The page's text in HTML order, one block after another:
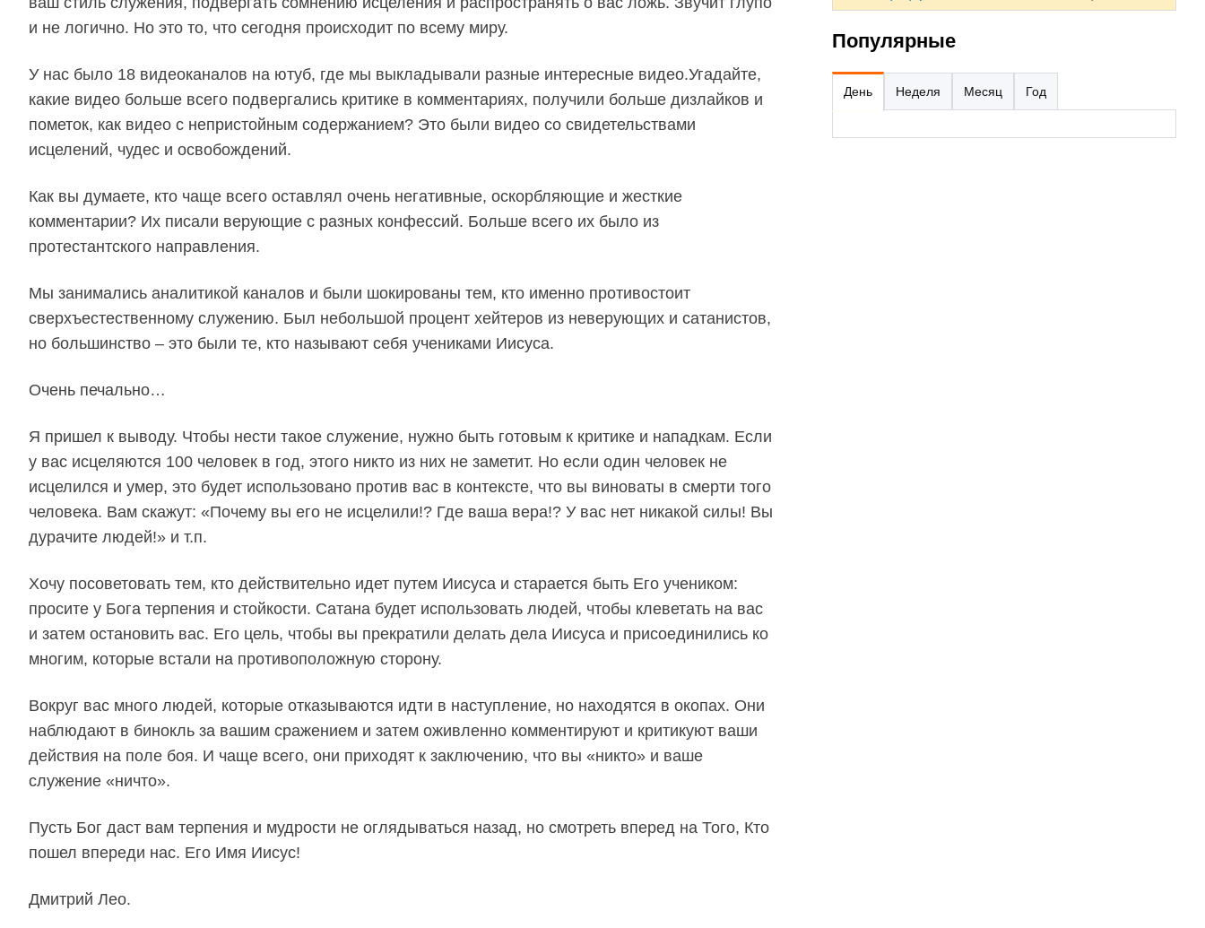
и не логично. Но это то, что сегодня происходит по всему миру.
У нас было 18 видеоканалов на ютуб, где мы выкладывали разные интересные видео.Угадайте,
какие видео больше всего подвергались критике в комментариях, получили больше дизлайков и
пометок, как видео с непристойным содержанием? Это были видео со свидетельствами
исцелений, чудес и освобождений.
Как вы думаете, кто чаще всего оставлял очень негативные, оскорбляющие и жесткие
комментарии? Их писали верующие с разных конфессий. Больше всего их было из
протестантского направления.
Мы занимались аналитикой каналов и были шокированы тем, кто именно противостоит
сверхъестественному служению. Был небольшой процент хейтеров из неверующих и сатанистов,
но большинство – это были те, кто называют себя учениками Иисуса.
Очень печально…
Я пришел к выводу. Чтобы нести такое служение, нужно быть готовым к критике и нападкам. Если
у вас исцеляются 100 человек в год, этого никто из них не заметит. Но если один человек не
исцелился и умер, это будет использовано против вас в контексте, что вы виноваты в смерти того
человека. Вам скажут: «Почему вы его не исцелили!? Где ваша вера!? У вас нет никакой силы! Вы
дурачите людей!» и т.п.
Хочу посоветовать тем, кто действительно идет путем Иисуса и старается быть Его учеником:
просите у Бога терпения и стойкости. Сатана будет использовать людей, чтобы клеветать на вас
и затем остановить вас. Его цель, чтобы вы прекратили делать дела Иисуса и присоединились ко
многим, которые встали на противоположную сторону.
Вокруг вас много людей, которые отказываются идти в наступление, но находятся в окопах. Они
наблюдают в бинокль за вашим сражением и затем оживленно комментируют и критикуют ваши
действия на поле боя. И чаще всего, они приходят к заключению, что вы «никто» и ваше
служение «ничто».
Пусть Бог даст вам терпения и мудрости не оглядываться назад, но смотреть вперед на Того, Кто
пошел впереди нас. Его Имя Иисус!
Дмитрий Лео.
Популярные
День Неделя Месяц Год